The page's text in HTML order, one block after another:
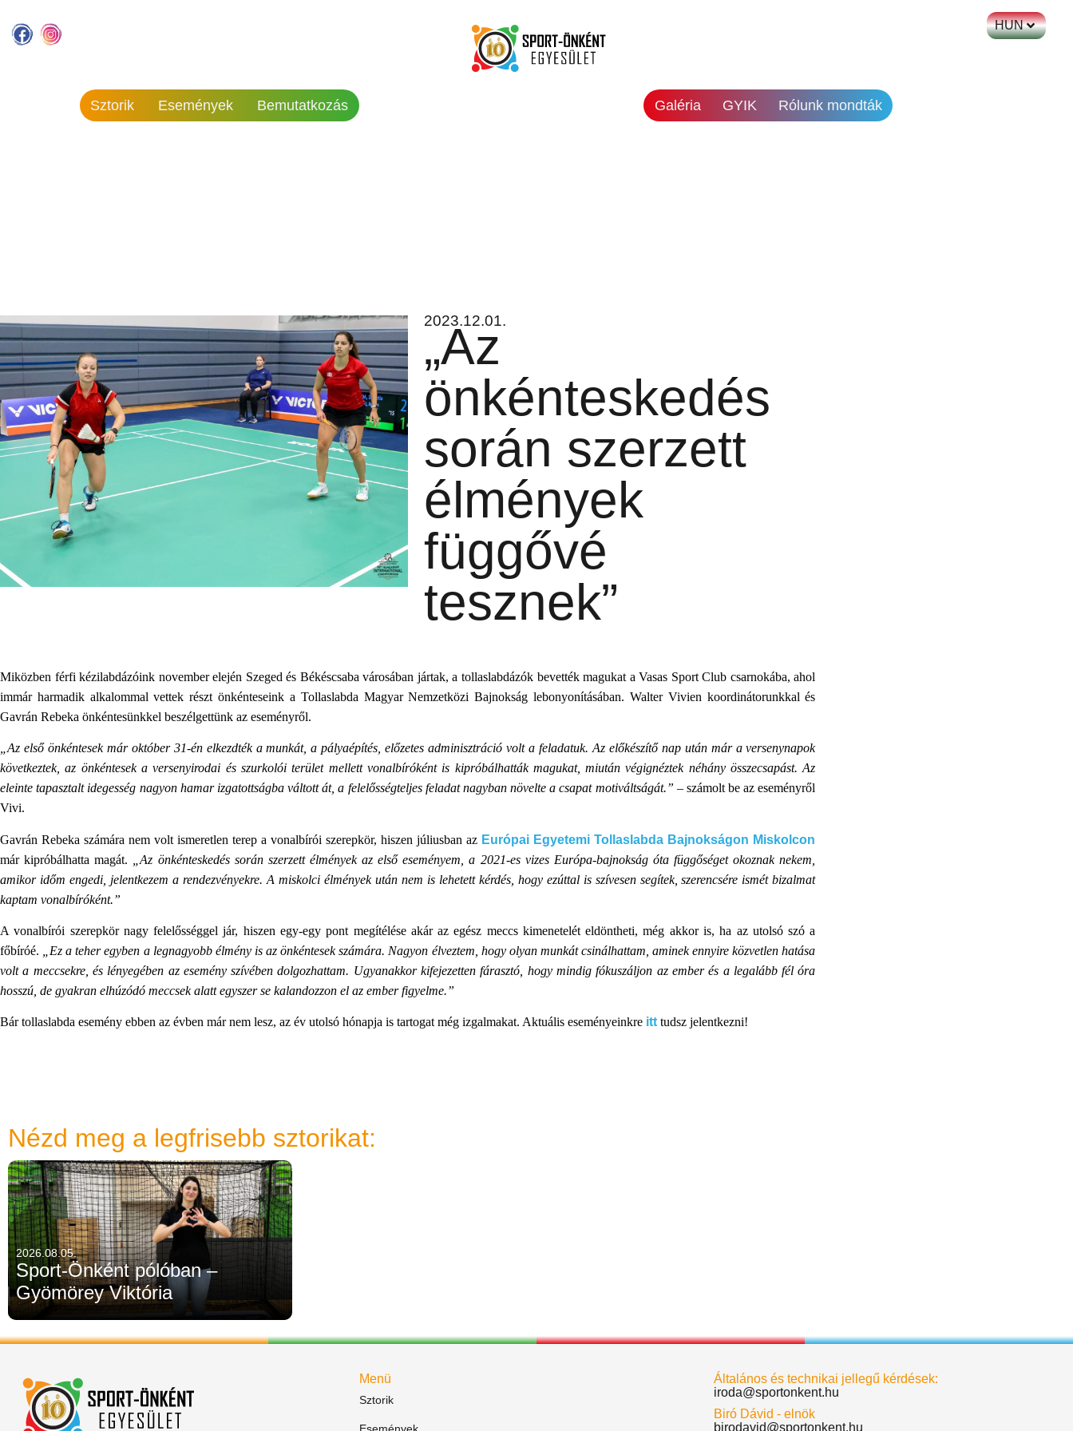
Sztorik Események Bemutatkozás Galéria GYIK Rólunk mondták
HUN
2023.12.01.
„Az
önkénteskedés
során szerzett
élmények
függővé
tesznek”
Miközben férfi kézilabdázóink november elején Szeged és Békéscsaba városában jártak, a tollaslabdázók bevették magukat a Vasas Sport Club csarnokába, ahol
immár harmadik alkalommal vettek részt önkénteseink a Tollaslabda Magyar Nemzetközi Bajnokság lebonyonításában. Walter Vivien koordinátorunkkal és
Gavrán Rebeka önkéntesünkkel beszélgettünk az eseményről.
„Az első önkéntesek már október 31-én elkezdték a munkát, a pályaépítés, előzetes adminisztráció volt a feladatuk. Az előkészítő nap után már a versenynapok
következtek, az önkéntesek a versenyirodai és szurkolói terület mellett vonalbíróként is kipróbálhatták magukat, miután végignéztek néhány összecsapást. Az
eleinte tapasztalt idegesség nagyon hamar izgatottságba váltott át, a felelősségteljes feladat nagyban növelte a csapat motiváltságát.” – számolt be az eseményről
Vivi.
Gavrán Rebeka számára nem volt ismeretlen terep a vonalbírói szerepkör, hiszen júliusban az Európai Egyetemi Tollaslabda Bajnokságon Miskolcon
már kipróbálhatta magát.
„Az önkénteskedés során szerzett élmények az első eseményem, a 2021-es vizes Európa-bajnokság óta függőséget okoznak nekem,
amikor időm engedi, jelentkezem a rendezvényekre. A miskolci élmények után nem is lehetett kérdés, hogy ezúttal is szívesen segítek, szerencsére ismét bizalmat
kaptam vonalbíróként.”
A vonalbírói szerepkör nagy felelősséggel jár, hiszen egy-egy pont megítélése akár az egész meccs kimenetelét eldöntheti, még akkor is, ha az utolsó szó a
főbíróé.
„Ez a teher egyben a legnagyobb élmény is az önkéntesek számára. Nagyon élveztem, hogy olyan munkát csinálhattam, aminek ennyire közvetlen hatása
volt a meccsekre, és lényegében az esemény szívében dolgozhattam. Ugyanakkor kifejezetten fárasztó, hogy mindig fókuszáljon az ember és a legalább fél óra
hosszú, de gyakran elhúzódó meccsek alatt egyszer se kalandozzon el az ember figyelme.”
Bár tollaslabda esemény ebben az évben már nem lesz, az év utolsó hónapja is tartogat még izgalmakat. Aktuális eseményeinkre itt tudsz jelentkezni!
Nézd meg a legfrisebb sztorikat:
2026.08.05.
Sport-Önként pólóban –
Gyömörey Viktória
Menü
Sztorik
Általános és technikai jellegű kérdések:
iroda@sportonkent.hu
Biró Dávid - elnök
birodavid@sportonkent.hu